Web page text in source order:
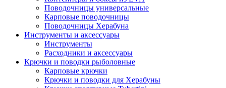
Поводочницы универсальные
Карповые поводочницы
Поводочницы Херабуна
Инструменты и аксессуары
Инструменты
Расходники и аксессуары
Крючки и поводки рыболовные
Карповые крючки
Крючки и поводки для Херабуны